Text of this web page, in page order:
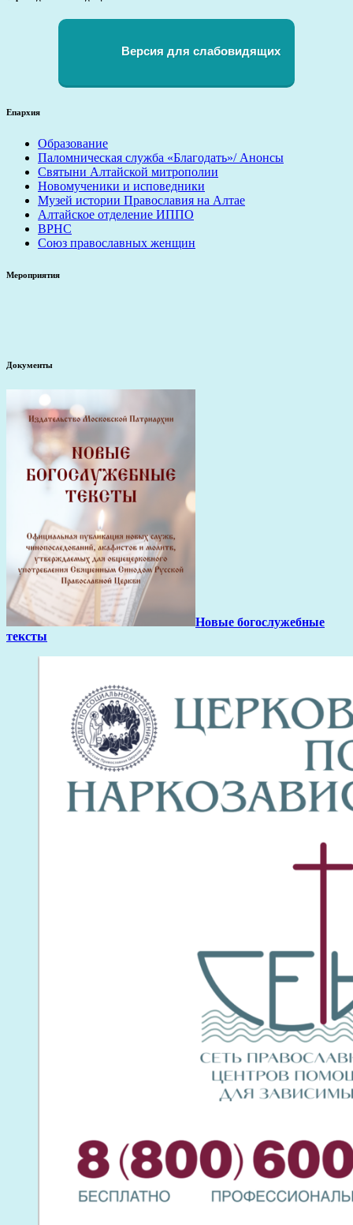
Версия для слабовидящих
Епархия
Образование
Паломническая служба «Благодать»/ Анонсы
Святыни Алтайской митрополии
Новомученики и исповедники
Музей истории Православия на Алтае
Алтайское отделение ИППО
ВРНС
Союз православных женщин
Мероприятия
Документы
Новые богослужебные
тексты